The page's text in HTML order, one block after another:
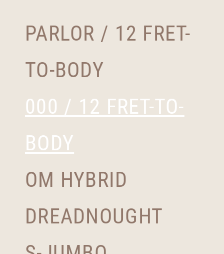
PARLOR / 12 FRET-
TO-BODY
000 / 12 FRET-TO-
BODY
OM HYBRID
DREADNOUGHT